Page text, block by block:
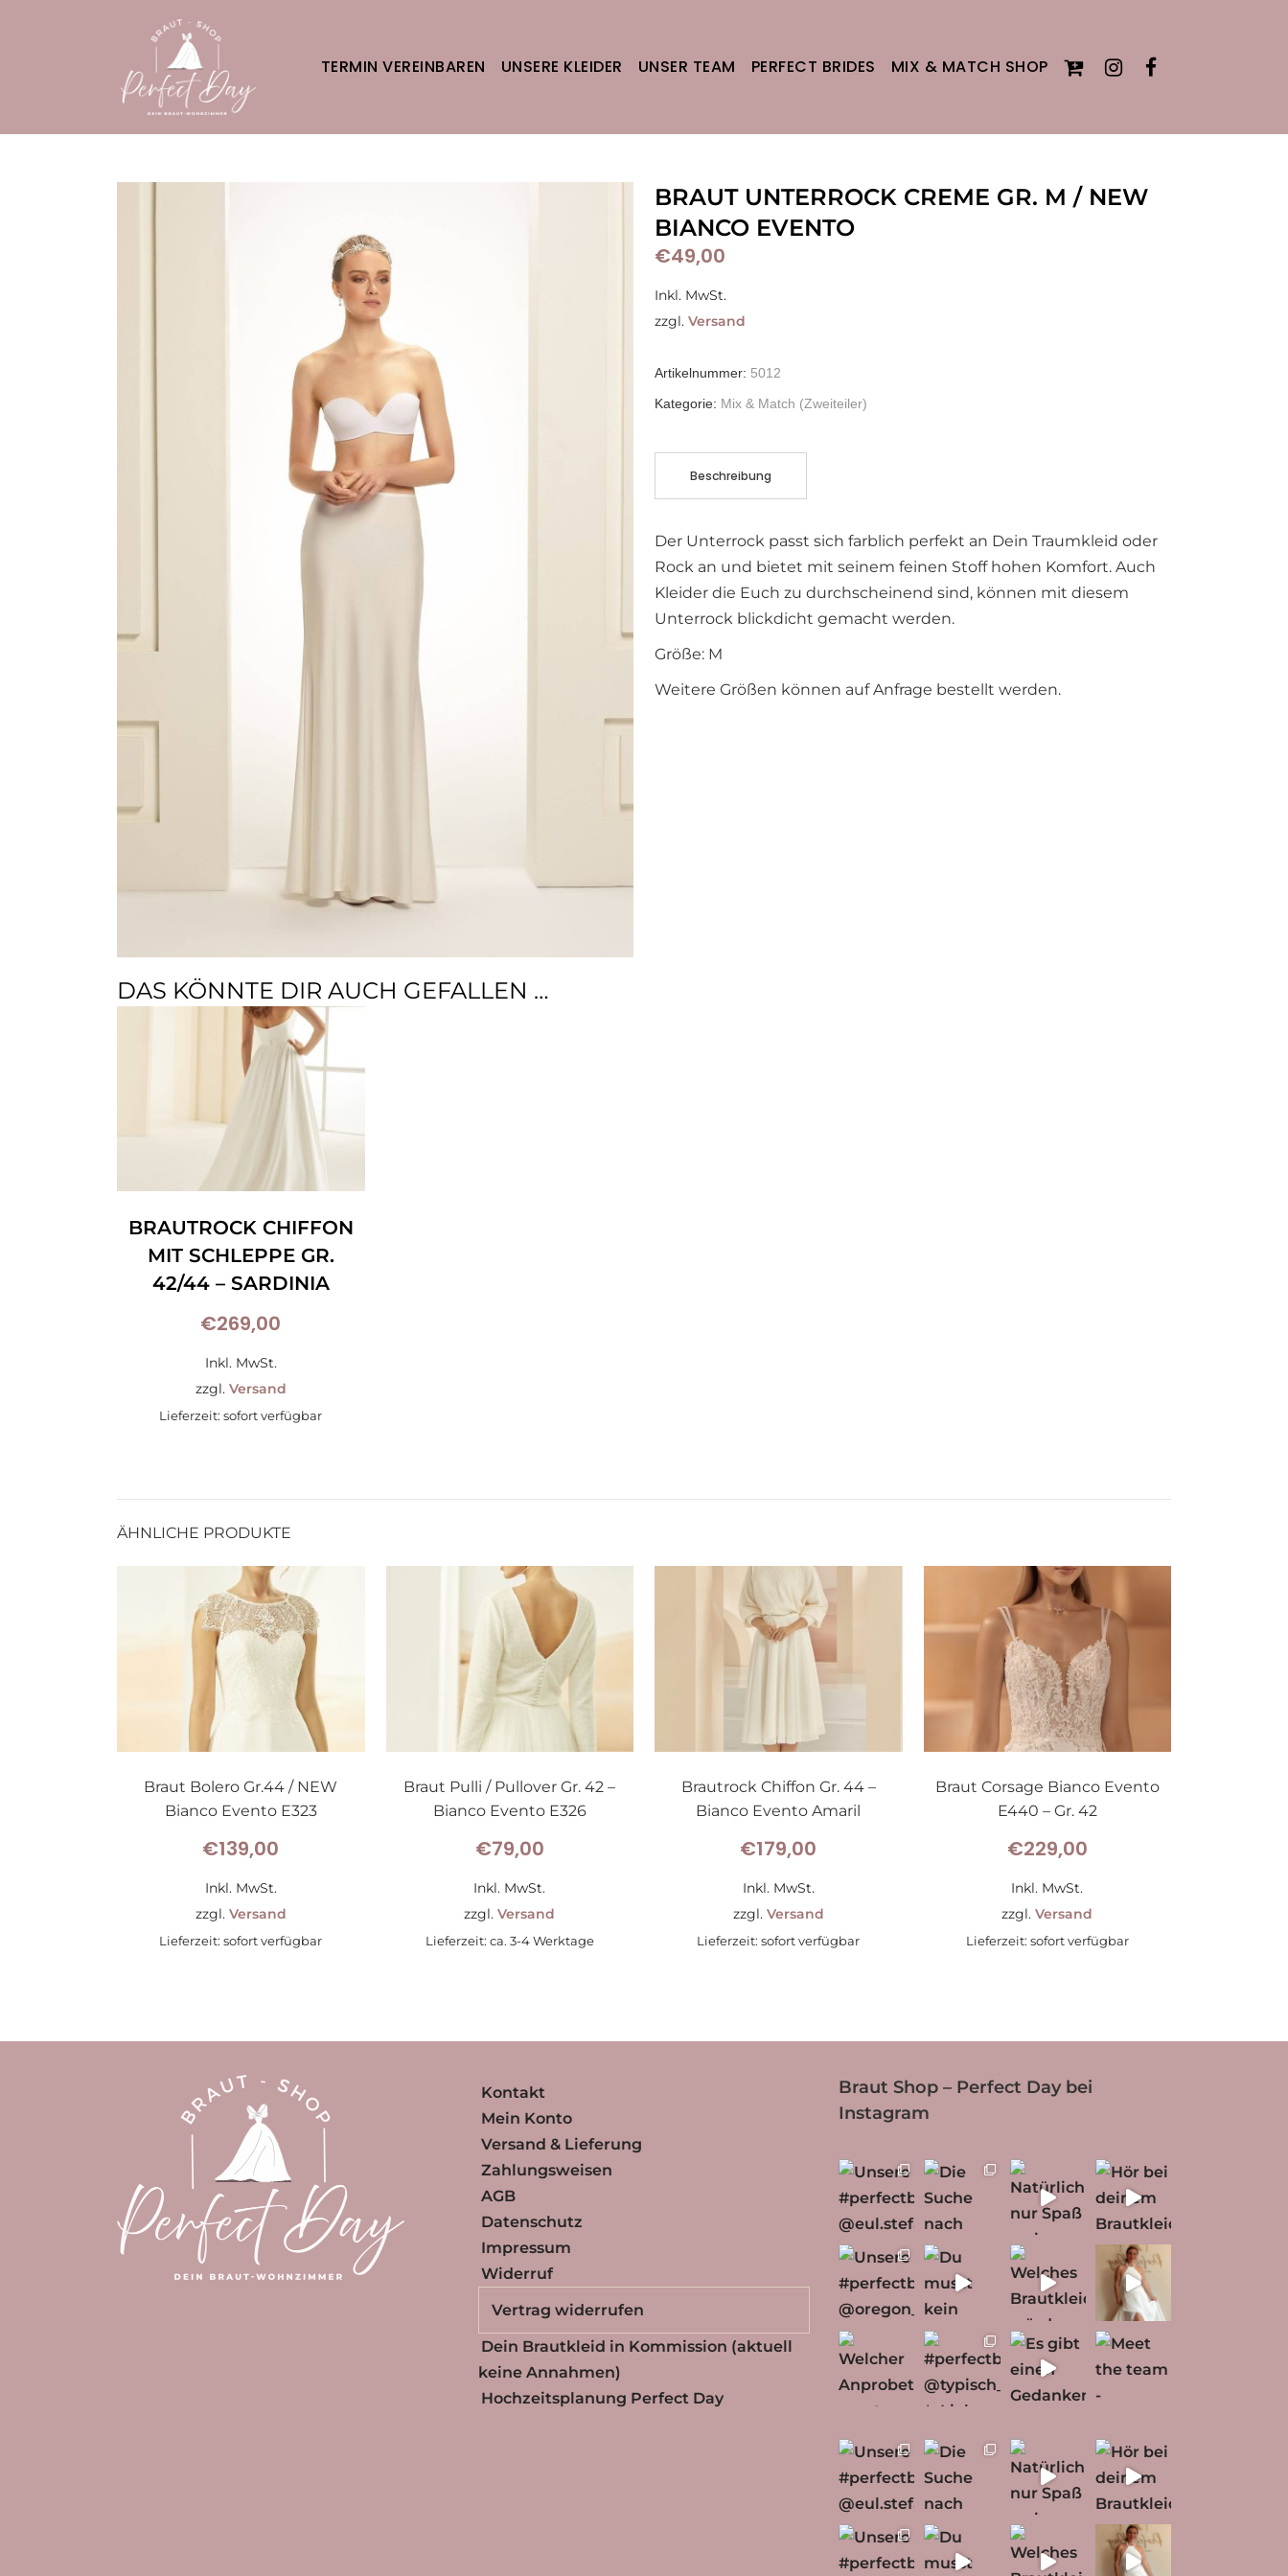
TERMIN VEREINBAREN UNSERE KLEIDER UNSER TEAM PERFECT BRIDES MIX & MATCH SHOP
BRAUT UNTERROCK CREME GR. M / NEW
BIANCO EVENTO
€49,00
Inkl. MwSt.
zzgl. Versand
Artikelnummer: 5012
Kategorie: Mix & Match (Zweiteiler)
Beschreibung
Der Unterrock passt sich farblich perfekt an Dein Traumkleid oder
Rock an und bietet mit seinem feinen Stoff hohen Komfort. Auch
Kleider die Euch zu durchscheinend sind, können mit diesem
Unterrock blickdicht gemacht werden.
Größe: M
Weitere Größen können auf Anfrage bestellt werden.
DAS KÖNNTE DIR AUCH GEFALLEN …
BRAUTROCK CHIFFON
MIT SCHLEPPE GR.
42/44 – SARDINIA
€269,00
Inkl. MwSt.
zzgl. Versand
Lieferzeit: sofort verfügbar
ÄHNLICHE PRODUKTE
Braut Bolero Gr.44 / NEW
Bianco Evento E323
€139,00
Inkl. MwSt.
zzgl. Versand
Lieferzeit: sofort verfügbar
Braut Pulli / Pullover Gr. 42 –
Bianco Evento E326
€79,00
Inkl. MwSt.
zzgl.Versand
Lieferzeit: ca. 3-4 Werktage
Brautrock Chiffon Gr. 44 –
Bianco Evento Amaril
€179,00
Inkl. MwSt.
zzgl. Versand
Lieferzeit: sofort verfügbar
Braut Corsage Bianco Evento
E440 – Gr. 42
€229,00
Inkl. MwSt.
zzgl.Versand
Lieferzeit: sofort verfügbar
Kontakt
Mein Konto
Versand & Lieferung
Zahlungsweisen
AGB
Datenschutz
Impressum
Widerruf
Vertrag widerrufen
Dein Brautkleid in Kommission (aktuell
keine Annahmen)
Hochzeitsplanung Perfect Day
Braut Shop – Perfect Day bei
Instagram